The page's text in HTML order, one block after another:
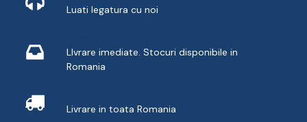
Luati legatura cu noi
LIvrare imediate. Stocuri disponibile in
Romania
Livrare in toata Romania